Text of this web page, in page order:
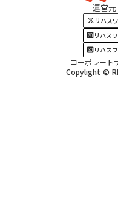
四国・九州エリア
運営
リハス
リハス
リハス
コーポレート
Copylight ©